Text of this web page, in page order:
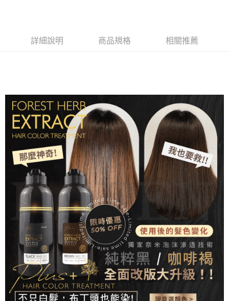
AFTEE先享後付
１．簡單：不需註冊會員、不需綁卡、不需儲值。
２．便利：只要手機號碼，簡訊認證，即可結帳。
３．安心：先確認商品／服務後，再付款。
【「AFTEE先享後付」結帳流程】
１．於結帳方式選擇「AFTEE先享後付」後，將跳轉至「AFTEE先享後付」
結帳頁面，進行簡訊認證並確認金額後，即可完成結帳。
２．訂單成立數日內，您將收到繳費通知簡訊。
３．收到繳費通知簡訊後14天內，點擊此簡訊中的連結，可透過四大超商／
ATM／網路銀行／等多元方式進行付款，方視為交易完成。
※ 請注意：結帳手續完成當下不需立刻繳費，但若您需要取消訂單，請聯絡
購買商品的店家。未經商家同意取消之訂單仍視為有效，需透過AFTEE先享
後付繳納相關費用。
※ 交易是否成功請以「AFTEE先享後付 」之結帳頁面顯示為準，若有關於
是否繳費成功／繳費後需取消欲退款等相關疑問，請聯繫「AFTEE先享後付
客戶支援中心」
https://netprotections.freshdesk.com/support/home
【注意事項】
１．透過由恩沛科技股份有限公司提供之「AFTEE先享後付」服務完成之交
易，需依本服務之必要範圍內提供個人資料，並將交易相關給付款項請求債
權轉讓予恩沛科技股份有限公司。
２．關於個人資料處理事宜，請瀏覽以下網址：
https://aftee.tw/terms/#terms3
運送方式
全家取貨付款
每筆NT$80，滿NT$999(含以上)免運費
先付款後全家取貨
每筆NT$80，滿NT$999(含以上)免運費
7-11取貨付款
每筆NT$80，滿NT$999(含以上)免運費
先付款後7-11取貨
每筆NT$80，滿NT$999(含以上)免運費
宅配
每筆NT$90，滿NT$999(含以上)免運費
詳細說明 商品規格 相關推薦